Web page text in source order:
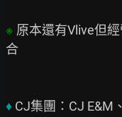
※ 原本還有Vlive但
合
♦ CJ集團：CJ E&M